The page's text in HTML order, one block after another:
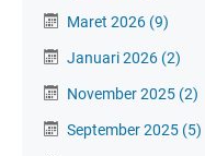
Maret 2026 (9)
Januari 2026 (2)
November 2025 (2)
September 2025 (5)